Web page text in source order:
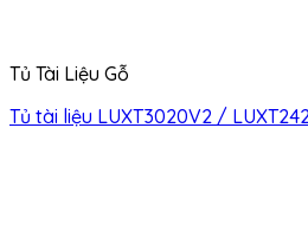
Tủ Tài Liệu Gỗ
Tủ tài liệu LUXT3020V2 /